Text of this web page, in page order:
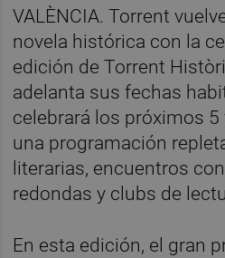
VALÈNCIA. Torrent
novela histórica con la
edición de Torrent
adelanta sus fechas
celebrará los próximos 5
una programación
literarias, encuentros
redondas y clubs de
En esta edición, el gran